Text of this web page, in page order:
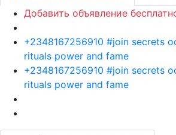
Добавить объявление
+2348167256910 #join secrets
rituals power and fame
+2348167256910 #join secrets
rituals power and fame